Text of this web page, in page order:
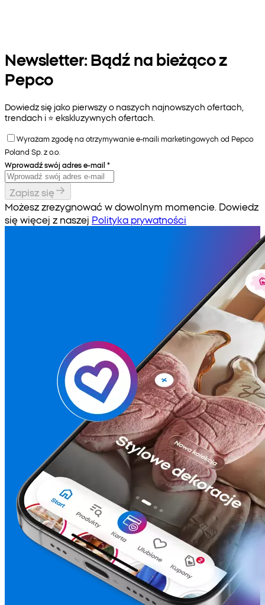
Newsletter: Bądź na bieżąco z
Pepco
Dowiedz się jako pierwszy o naszych najnowszych ofertach,
trendach i ⭐️ ekskluzywnych ofertach.
Wyrażam zgodę na otrzymywanie e-maili marketingowych od Pepco
Poland Sp. z o.o.
Wprowadź swój adres e-mail *
Zapisz się
Możesz zrezygnować w dowolnym momencie. Dowiedz
się więcej z naszej Polityka prywatności